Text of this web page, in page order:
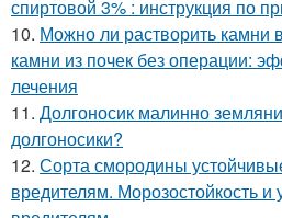
спиртовой 3% : инструкция по
10. Можно ли растворить камни
камни из почек без операции:
лечения
11. Долгоносик малинно
долгоносики?
12. Сорта смородины
вредителям. Морозостойкость и